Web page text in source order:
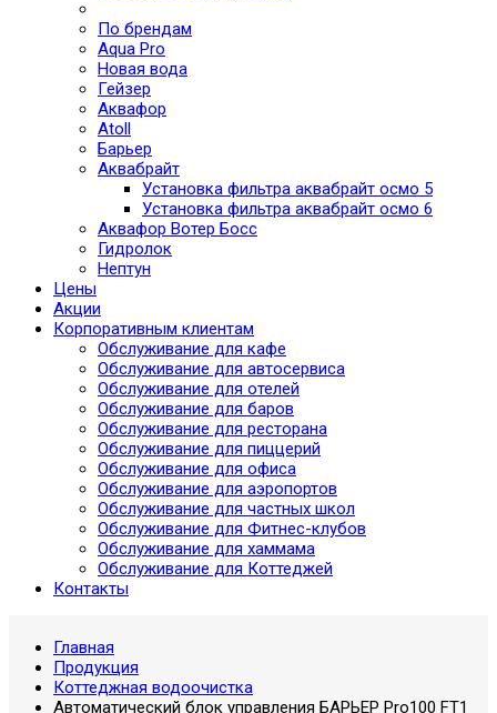
По брендам
Aqua Pro
Новая вода
Гейзер
Аквафор
Atoll
Барьер
Аквабрайт
Установка фильтра аквабрайт осмо 5
Установка фильтра аквабрайт осмо 6
Аквафор Вотер Босс
Гидролок
Нептун
Цены
Акции
Корпоративным клиентам
Обслуживание для кафе
Обслуживание для автосервиса
Обслуживание для отелей
Обслуживание для баров
Обслуживание для ресторана
Обслуживание для пиццерий
Обслуживание для офиса
Обслуживание для аэропортов
Обслуживание для частных школ
Обслуживание для Фитнес-клубов
Обслуживание для хаммама
Обслуживание для Коттеджей
Контакты
Главная
Продукция
Коттеджная водоочистка
Автоматический блок управления БАРЬЕР Pro100 FT1